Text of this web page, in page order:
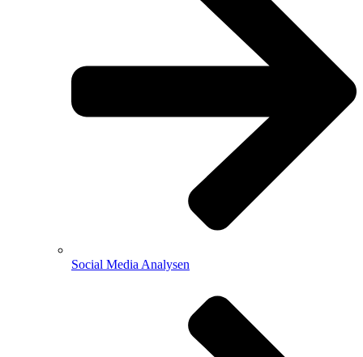
Social Media Analysen